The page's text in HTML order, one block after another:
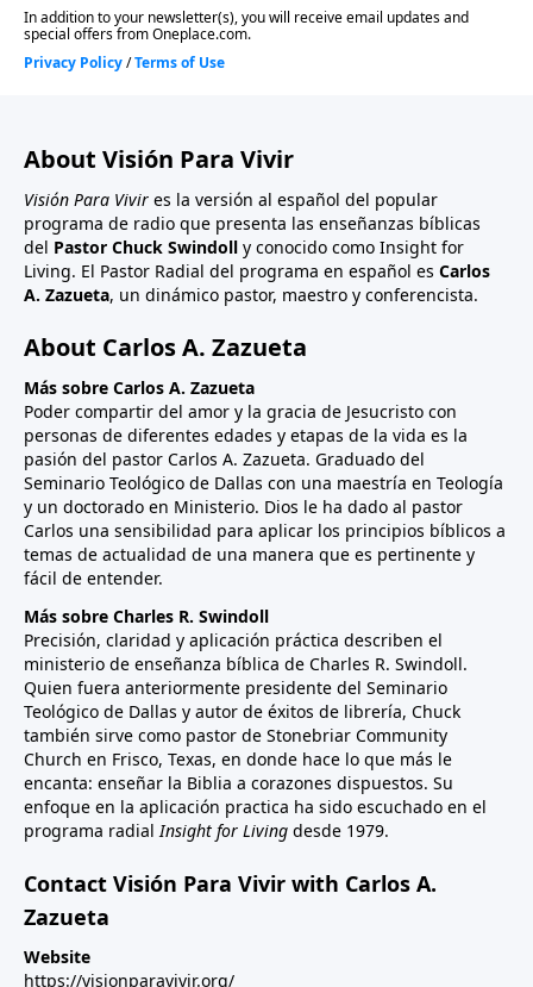
About Visión Para Vivir
Visión Para Vivir es la versión al español del popular
programa de radio que presenta las enseñanzas bíblicas
del Pastor Chuck Swindoll y conocido como Insight for
Living. El Pastor Radial del programa en español es Carlos
A. Zazueta, un dinámico pastor, maestro y conferencista.
About Carlos A. Zazueta
Más sobre Carlos A. Zazueta
Poder compartir del amor y la gracia de Jesucristo con
personas de diferentes edades y etapas de la vida es la
pasión del pastor Carlos A. Zazueta. Graduado del
Seminario Teológico de Dallas con una maestría en Teología
y un doctorado en Ministerio. Dios le ha dado al pastor
Carlos una sensibilidad para aplicar los principios bíblicos a
temas de actualidad de una manera que es pertinente y
fácil de entender.
Más sobre Charles R. Swindoll
Precisión, claridad y aplicación práctica describen el
ministerio de enseñanza bíblica de Charles R. Swindoll.
Quien fuera anteriormente presidente del Seminario
Teológico de Dallas y autor de éxitos de librería, Chuck
también sirve como pastor de Stonebriar Community
Church en Frisco, Texas, en donde hace lo que más le
encanta: enseñar la Biblia a corazones dispuestos. Su
enfoque en la aplicación practica ha sido escuchado en el
programa radialInsight for Living desde 1979.
Contact Visión Para Vivir with Carlos A.
Zazueta
Website
https://visionparavivir.org/